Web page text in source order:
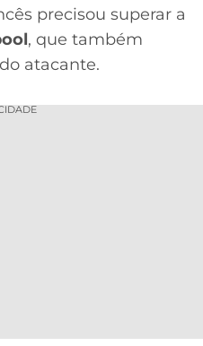
precisou superar a
, que também
atacante.